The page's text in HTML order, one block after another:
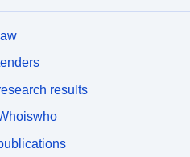
results